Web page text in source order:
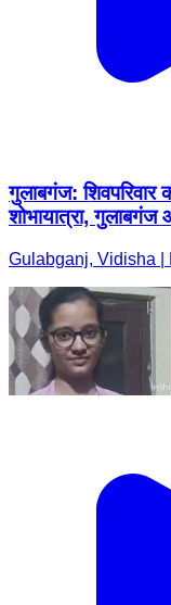
गुलाबगंज: शिवपरिवार
शोभायात्रा,
Gulabganj, Vidisha |